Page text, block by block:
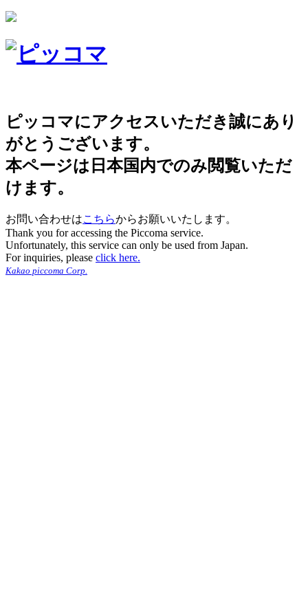
ピッコマにアクセスいただき誠にあり
がとうございます。
本ページは日本国内でのみ閲覧いただ
けます。
お問い合わせはこちらからお願いいたします。
Thank you for accessing the Piccoma service.
Unfortunately, this service can only be used from Japan.
For inquiries, please click here.
Kakao piccoma Corp.